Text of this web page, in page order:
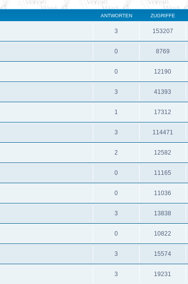
ANTWORTEN ZUGRIFFE
3 153207
0 8769
0 12190
3 41393
1 17312
3 114471
2 12582
0 11165
0 11036
3 13838
0 10822
3 15574
3 19231